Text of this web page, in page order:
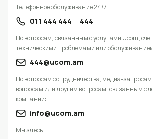
Телефонное обслуживание 24/7
011 444 444 444
По вопросам, связанным с услугами Ucom,
техническими проблемами или
444@ucom.am
По вопросам сотрудничества, медиа-
вопросам или другим вопросам, связанным с
компании:
info@ucom.am
Мы здесь